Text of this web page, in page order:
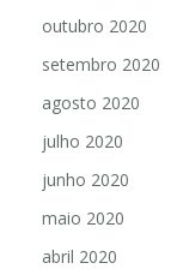
outubro 2020
setembro 2020
agosto 2020
julho 2020
junho 2020
maio 2020
abril 2020